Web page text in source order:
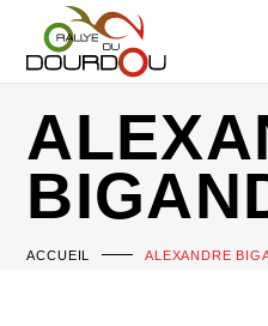
ACCUEIL ALEXANDRE